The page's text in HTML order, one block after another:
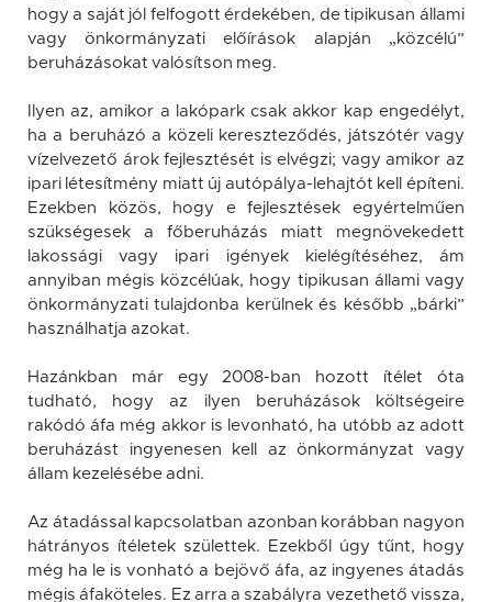
hogy a saját jól felfogott érdekében, de tipikusan állami
vagy önkormányzati előírások alapján „közcélú”
beruházásokat valósítson meg.
Ilyen az, amikor a lakópark csak akkor kap engedélyt,
ha a beruházó a közeli kereszteződés, játszótér vagy
vízelvezető árok fejlesztését is elvégzi; vagy amikor az
ipari létesítmény miatt új autópálya-lehajtót kell építeni.
Ezekben közös, hogy e fejlesztések egyértelműen
szükségesek a főberuházás miatt megnövekedett
lakossági vagy ipari igények kielégítéséhez, ám
annyiban mégis közcélúak, hogy tipikusan állami vagy
önkormányzati tulajdonba kerülnek és később „bárki”
használhatja azokat.
Hazánkban már egy 2008-ban hozott ítélet óta
tudható, hogy az ilyen beruházások költségeire
rakódó áfa még akkor is levonható, ha utóbb az adott
beruházást ingyenesen kell az önkormányzat vagy
állam kezelésébe adni.
Az átadással kapcsolatban azonban korábban nagyon
hátrányos ítéletek születtek. Ezekből úgy tűnt, hogy
még ha le is vonható a bejövő áfa, az ingyenes átadás
mégis áfaköteles. Ez arra a szabályra vezethető vissza,